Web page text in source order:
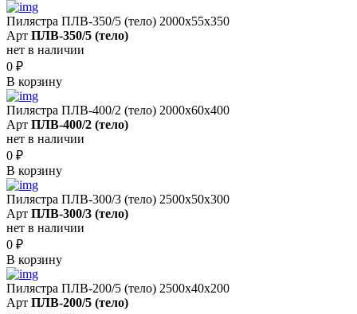
Пилястра ПЛВ-350/5 (тело) 2000х55х350
Арт ПЛВ-350/5 (тело)
нет в наличии
0 ₽
В корзину
Пилястра ПЛВ-400/2 (тело) 2000х60х400
Арт ПЛВ-400/2 (тело)
нет в наличии
0 ₽
В корзину
Пилястра ПЛВ-300/3 (тело) 2500х50х300
Арт ПЛВ-300/3 (тело)
нет в наличии
0 ₽
В корзину
Пилястра ПЛВ-200/5 (тело) 2500х40х200
Арт ПЛВ-200/5 (тело)